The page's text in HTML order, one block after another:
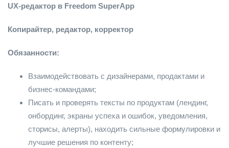
UX-редактор в Freedom SuperApp
Копирайтер, редактор, корректор
Обязанности:
Взаимодействовать с дизайнерами, продактами и
бизнес-командами;
Писать и проверять тексты по продуктам (лендинг,
онбординг, экраны успеха и ошибок, уведомления,
сторисы, алерты), находить сильные формулировки и
лучшие решения по контенту;